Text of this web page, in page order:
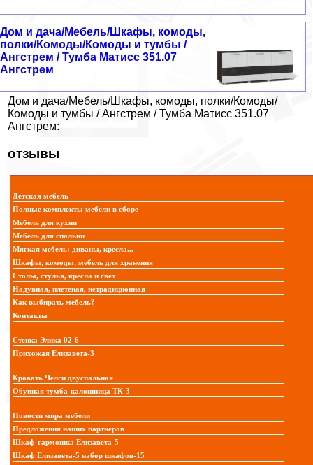
Дом и дача/Мебель/Шкафы, комоды,
полки/Комоды/Комоды и тумбы /
Ангстрем / Тумба Матисс 351.07
Ангстрем
Дом и дача/Мебель/Шкафы, комоды, полки/Комоды/
Комоды и тумбы / Ангстрем / Тумба Матисс 351.07
Ангстрем:
отзывы
Детская мебель
Полные комплекты мебели в сборе
Мебель для кухни
Мебель для спальни
Мягкая мебель: диваны, кресла...
Шкафы, комоды, мебель для хранения
Столы, стулья, кресла и свет
Надувная, плетеная, нетрадиционная
Как выбирать мебель?
Контакты
Стенка Элика 02-6
Прихожая Елизавета-3
Кровать Челси двуспальная
Обувная тумба-калошница ТК-3
Новости мира мебели
Предложения наших партнеров
Шкаф-гармошка Елизавета-5
Шкаф Елизавета-5 набор шкафов-15